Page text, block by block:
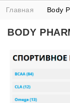
Главная Body
BODY